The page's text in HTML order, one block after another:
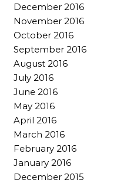
December 2016
November 2016
October 2016
September 2016
August 2016
July 2016
June 2016
May 2016
April 2016
March 2016
February 2016
January 2016
December 2015